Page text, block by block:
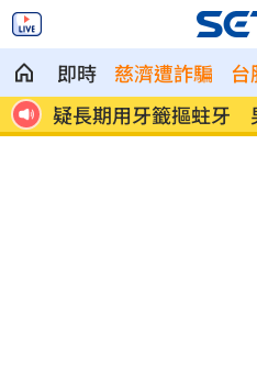
即時 慈濟遭詐騙
疑長期用牙籤摳蛀牙